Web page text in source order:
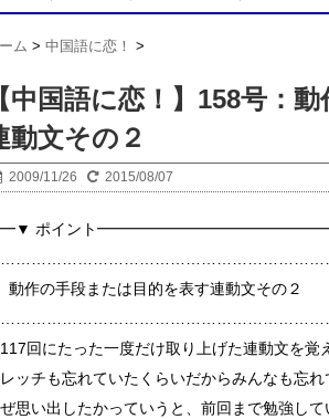
ム > 中国語に恋！ >
【中国語に恋！】158号：
動文その２
2009/11/26 2015/08/07
ポイント
作の手段または目的を表す連動文その２
回にたった一度だけ取り上げた連動文を覚
ッチも忘れていたくらいだからみんなも忘れ
思い出したかっていうと、前回まで勉強して